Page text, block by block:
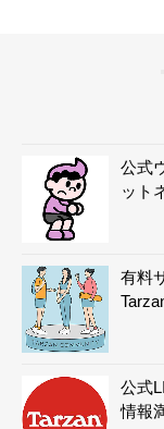
公式
ット
有料
公式
情報